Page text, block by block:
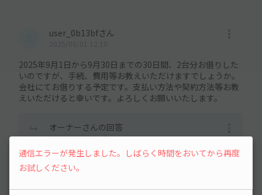
user_0b13bfさん
2025年9月1日から9月30日までの30日間、2台分お借りした
いのですが、手続、費用等お教えいただけますでしょうか。
会社にてお借りする予定です。支払い方法や契約方法等お教
えいただけると幸いです。よろしくお願いいたします。
オーナーさんの回答
2025/08/01 13:45
月極駐車場の契約をお願いします。
月額5,500円(消費税込)でお願いします。
通信エラーが発生しました。しばらく時間をおいてから再度
お試しください。